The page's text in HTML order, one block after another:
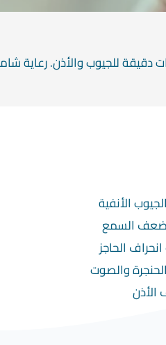
للجيوب والأذن. رعاية
الأنفية
ضعف السمع
الحاجز
والصوت
الأذن